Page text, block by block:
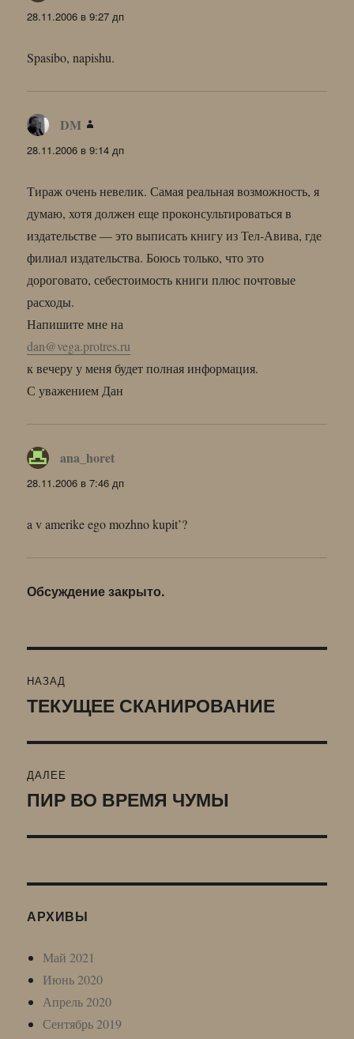
28.11.2006 в 9:27 дп
Spasibo, napishu.
DM
28.11.2006 в 9:14 дп
Тираж очень невелик. Самая реальная возможность, я
думаю, хотя должен еще проконсультироваться в
издательстве — это выписать книгу из Тел-Авива, где
филиал издательства. Боюсь только, что это
дороговато, себестоимость книги плюс почтовые
расходы.
Напишите мне на
dan@vega.protres.ru
к вечеру у меня будет полная информация.
С уважением Дан
ana_horet
28.11.2006 в 7:46 дп
a v amerike ego mozhno kupit’?
Обсуждение закрыто.
по
НАЗАД
Предыдущая
ТЕКУЩЕЕ СКАНИРОВАНИЕ
ДАЛЕЕ
Следующая
ПИР ВО ВРЕМЯ ЧУМЫ
АРХИВЫ
Май 2021
Июнь 2020
Апрель 2020
Сентябрь 2019